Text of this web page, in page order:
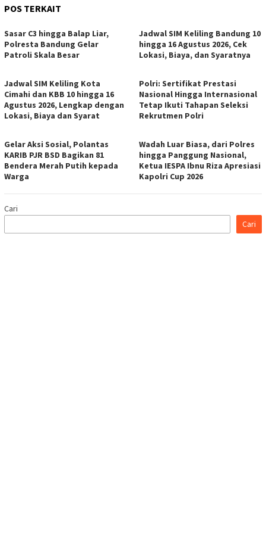
POS TERKAIT
Sasar C3 hingga Balap Liar,
Polresta Bandung Gelar
Patroli Skala Besar
Jadwal SIM Keliling Bandung 10
hingga 16 Agustus 2026, Cek
Lokasi, Biaya, dan Syaratnya
Jadwal SIM Keliling Kota
Cimahi dan KBB 10 hingga 16
Agustus 2026, Lengkap dengan
Lokasi, Biaya dan Syarat
Polri: Sertifikat Prestasi
Nasional Hingga Internasional
Tetap Ikuti Tahapan Seleksi
Rekrutmen Polri
Gelar Aksi Sosial, Polantas
KARIB PJR BSD Bagikan 81
Bendera Merah Putih kepada
Warga
Wadah Luar Biasa, dari Polres
hingga Panggung Nasional,
Ketua IESPA Ibnu Riza Apresiasi
Kapolri Cup 2026
Cari
Cari